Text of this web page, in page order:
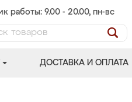
работы: 9.00 - 20.00, пн-вс
ДОСТАВКА И ОПЛАТА